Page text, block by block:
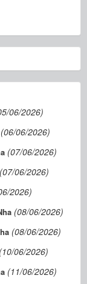
06/2026)
(06/06/2026)
(07/06/2026)
(07/06/2026)
2026)
(08/06/2026)
(08/06/2026)
(10/06/2026)
(11/06/2026)